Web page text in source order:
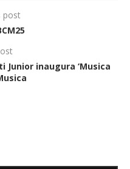
post
Junior inaugura ‘Musica